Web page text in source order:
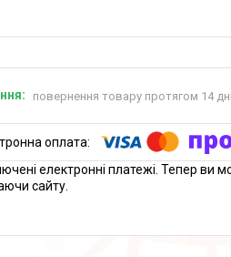
повернення товару протягом 14
електронні платежі. Тепер ви
сайту.